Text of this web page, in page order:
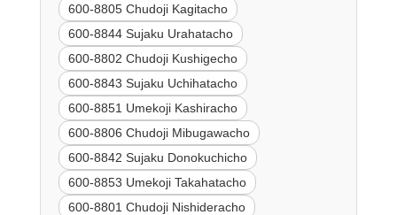
600-8805 Chudoji Kagitacho
600-8844 Sujaku Urahatacho
600-8802 Chudoji Kushigecho
600-8843 Sujaku Uchihatacho
600-8851 Umekoji Kashiracho
600-8806 Chudoji Mibugawacho
600-8842 Sujaku Donokuchicho
600-8853 Umekoji Takahatacho
600-8801 Chudoji Nishideracho